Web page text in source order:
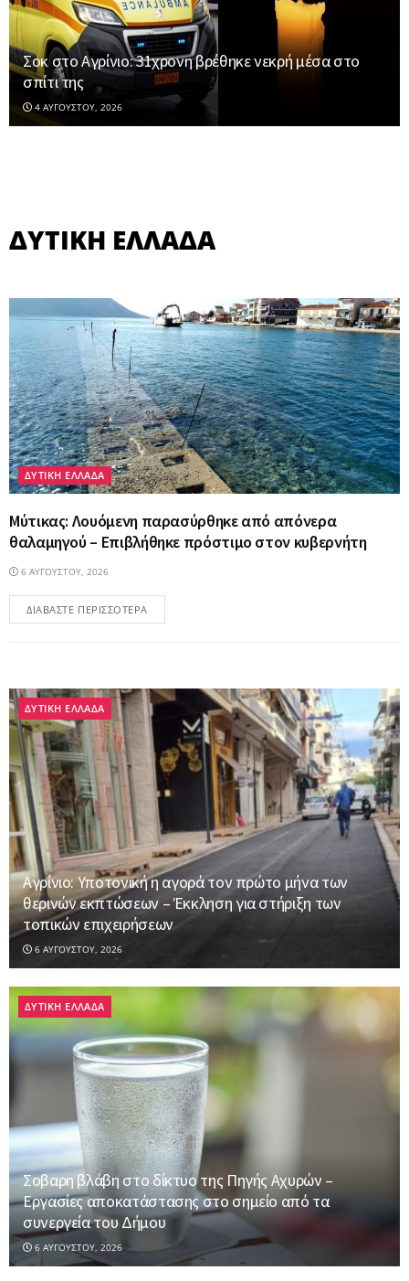
Σοκ στο Αγρίνιο: 31χρονη βρέθηκε νεκρή μέσα στο
σπίτι της
4 ΑΥΓΟΎΣΤΟΥ, 2026
ΔΥΤΙΚΗ ΕΛΛΑΔΑ
ΔΥΤΙΚΗ ΕΛΛΑΔΑ
Μύτικας: Λουόμενη παρασύρθηκε από απόνερα
θαλαμηγού – Επιβλήθηκε πρόστιμο στον κυβερνήτη
6 ΑΥΓΟΎΣΤΟΥ, 2026
ΔΙΑΒΆΣΤΕ ΠΕΡΙΣΣΌΤΕΡΑ
ΔΥΤΙΚΗ ΕΛΛΑΔΑ
Αγρίνιο: Υποτονική η αγορά τον πρώτο μήνα των
θερινών εκπτώσεων – Έκκληση για στήριξη των
τοπικών επιχειρήσεων
6 ΑΥΓΟΎΣΤΟΥ, 2026
ΔΥΤΙΚΗ ΕΛΛΑΔΑ
Σοβαρη βλάβη στο δίκτυο της Πηγής Αχυρών –
Εργασίες αποκατάστασης στο σημείο από τα
συνεργεία του Δήμου
6 ΑΥΓΟΎΣΤΟΥ, 2026